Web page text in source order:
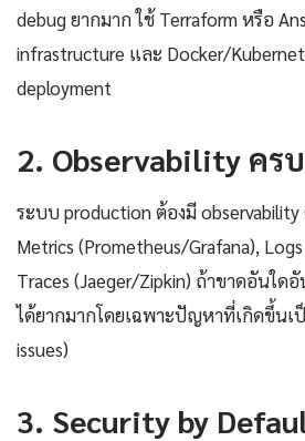
debug ยากมาก ใช้ Terraform หรือ
infrastructure และ Docker/
deployment
2. Observability คร
ระบบ production ต้องมี
Metrics (Prometheus/Grafana),
Traces (Jaeger/Zipkin) ถ้าขาดอันใ
ได้ยากมากโดยเฉพาะปัญหาที่เกิดขึ้น
issues)
3. Security by